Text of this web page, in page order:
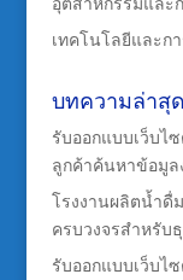
เทคโนโลยีและก
บทความล่าสุด
รับออกแบบเว็บไ
ลูกค้าค้นหาข้อมูล
โรงงานผลิตน้ำดื่
ครบวงจรสำหรับ
รับออกแบบเว็บไ